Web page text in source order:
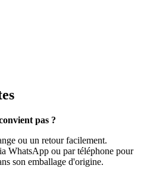
pas ?
ou un retour facilement.
WhatsApp ou par téléphone pour
son emballage d'origine.